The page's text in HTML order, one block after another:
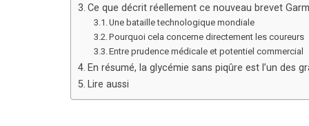
Ce que décrit réellement ce nouveau brevet
Une bataille technologique mondiale
Pourquoi cela concerne directement les coureurs
Entre prudence médicale et potentiel commercial
En résumé, la glycémie sans piqûre est l’un des
Lire aussi